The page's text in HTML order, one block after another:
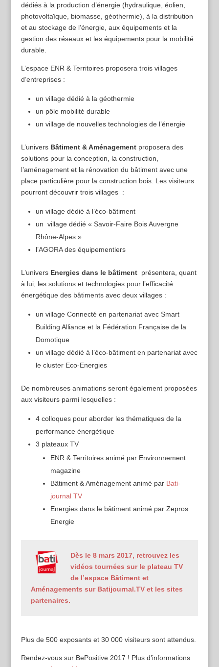
dédiés à la production d’énergie (hydraulique, éolien,
photovoltaïque, biomasse, géothermie), à la distribution
et au stockage de l’énergie, aux équipements et la
gestion des réseaux et les équipements pour la mobilité
durable.
L’espace ENR & Territoires proposera trois villages
d’entreprises :
un village dédié à la géothermie
un pôle mobilité durable
un village de nouvelles technologies de l’énergie
L’univers Bâtiment & Aménagement proposera des
solutions pour la conception, la construction,
l’aménagement et la rénovation du bâtiment avec une
place particulière pour la construction bois. Les visiteurs
pourront découvrir trois villages :
un village dédié à l’éco-bâtiment
un village dédié « Savoir-Faire Bois Auvergne
Rhône-Alpes »
l’AGORA des équipementiers
L’univers Energies dans le bâtiment présentera, quant
à lui, les solutions et technologies pour l’efficacité
énergétique des bâtiments avec deux villages :
un village Connecté en partenariat avec Smart
Building Alliance et la Fédération Française de la
Domotique
un village dédié à l’éco-bâtiment en partenariat avec
le cluster Eco-Energies
De nombreuses animations seront également proposées
aux visiteurs parmi lesquelles :
4 colloques pour aborder les thématiques de la
performance énergétique
3 plateaux TV
ENR & Territoires animé par Environnement
magazine
Bâtiment & Aménagement animé par Bati-
journal TV
Energies dans le bâtiment animé par Zepros
Energie
Dès le 8 mars 2017, retrouvez les
vidéos tournées sur le plateau TV
de l’espace Bâtiment et
Aménagements sur Batijournal.TV et les sites
partenaires.
Plus de 500 exposants et 30 000 visiteurs sont attendus.
Rendez-vous sur BePositive 2017 ! Plus d’informations